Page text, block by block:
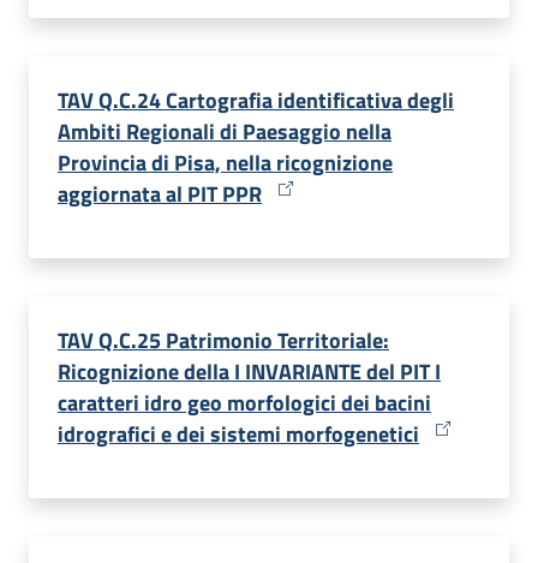
TAV Q.C.24 Cartografia identificativa degli
Ambiti Regionali di Paesaggio nella
Provincia di Pisa, nella ricognizione
aggiornata al PIT PPR
TAV Q.C.25 Patrimonio Territoriale:
Ricognizione della I INVARIANTE del PIT I
caratteri idro geo morfologici dei bacini
idrografici e dei sistemi morfogenetici